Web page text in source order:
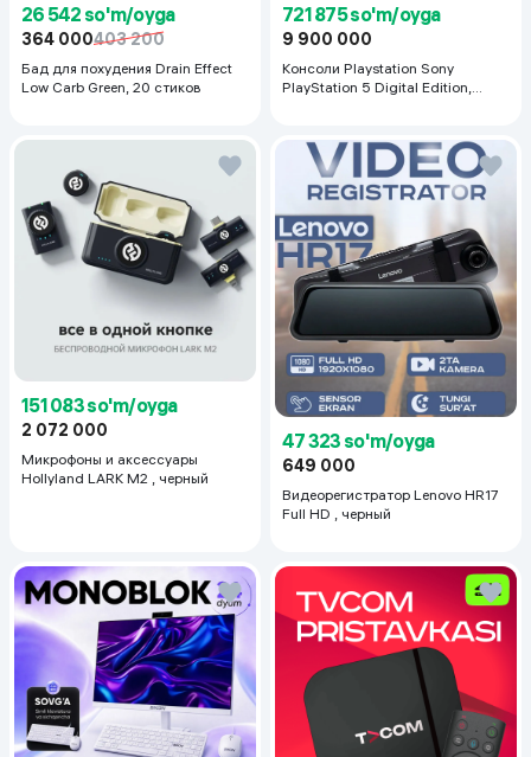
26 542 so'm/oyga
364 000403 200
Бад для похудения Drain Effect
Low Carb Green, 20 стиков
721 875 so'm/oyga
9 900 000
Консоли Playstation Sony
PlayStation 5 Digital Edition,
151 083 so'm/oyga
2 072 000
Микрофоны и аксессуары
Hollyland LARK M2 , черный
47 323 so'm/oyga
649 000
Видеорегистратор Lenovo HR17
Full HD , черный